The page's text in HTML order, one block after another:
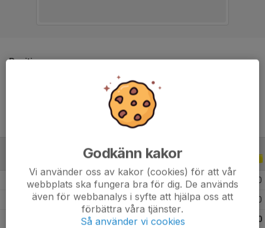
Position
-
11 år
ALLA ÅR
2026 8 0 0 0
12 0 0
0
Godkänn kakor
Vi använder oss av kakor (cookies) för att vår
webbplats ska fungera bra för dig. De används
även för webbanalys i syfte att hjälpa oss att
förbättra våra tjänster.
Så använder vi cookies